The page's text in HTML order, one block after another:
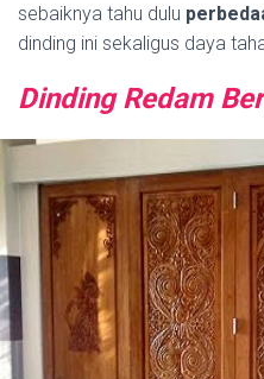
sebaiknya tahu dulu
dinding ini sekaligus daya
Dinding Redam